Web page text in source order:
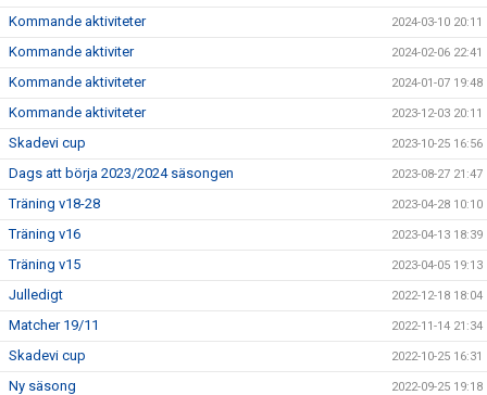
Kommande aktiviteter 2024-03-10 20:11
Kommande aktiviter 2024-02-06 22:41
Kommande aktiviteter 2024-01-07 19:48
Kommande aktiviteter 2023-12-03 20:11
Skadevi cup 2023-10-25 16:56
Dags att börja 2023/2024 säsongen 2023-08-27 21:47
Träning v18-28 2023-04-28 10:10
Träning v16 2023-04-13 18:39
Träning v15 2023-04-05 19:13
Julledigt 2022-12-18 18:04
Matcher 19/11 2022-11-14 21:34
Skadevi cup 2022-10-25 16:31
Ny säsong 2022-09-25 19:18